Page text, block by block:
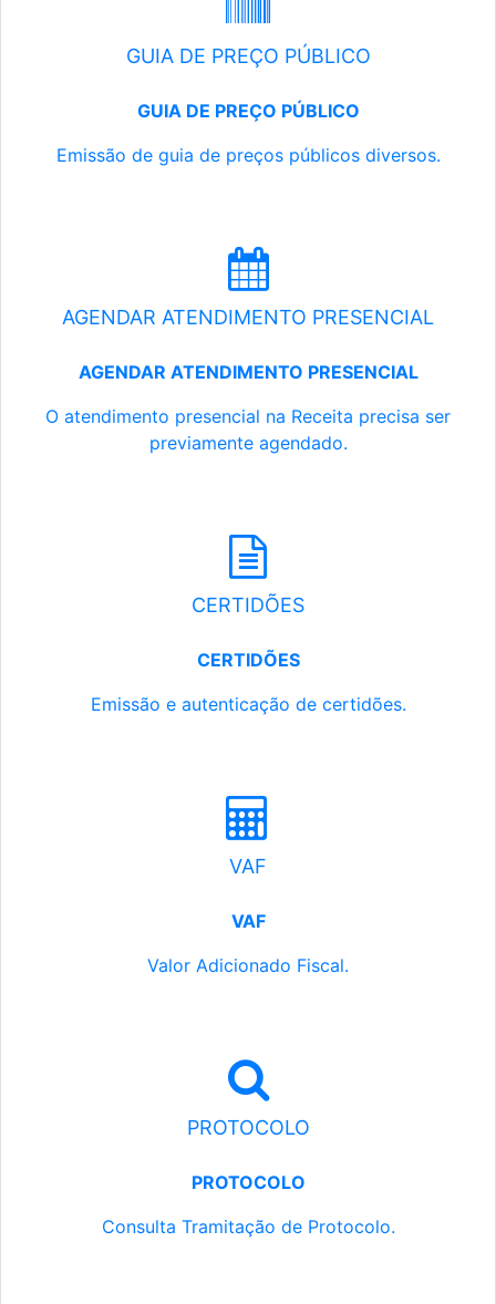
GUIA DE PREÇO PÚBLICO
GUIA DE PREÇO PÚBLICO
Emissão de guia de preços públicos diversos.
AGENDAR ATENDIMENTO PRESENCIAL
AGENDAR ATENDIMENTO PRESENCIAL
O atendimento presencial na Receita precisa ser
previamente agendado.
CERTIDÕES
CERTIDÕES
Emissão e autenticação de certidões.
VAF
VAF
Valor Adicionado Fiscal.
PROTOCOLO
PROTOCOLO
Consulta Tramitação de Protocolo.